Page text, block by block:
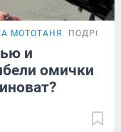
МОТОТАНЯ
и
омички